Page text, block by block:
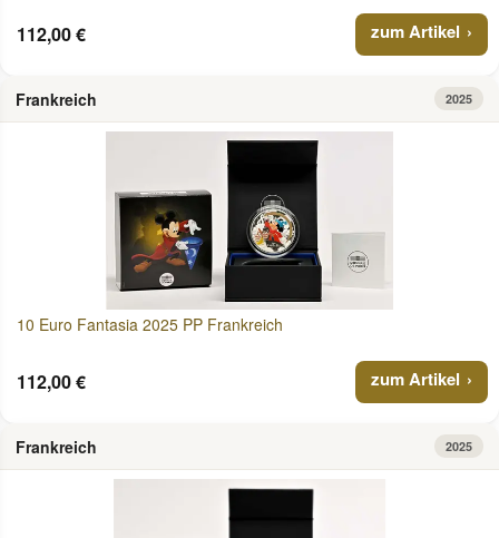
112,00 € zum Artikel
Frankreich 2025
10 Euro Fantasia 2025 PP Frankreich
112,00 € zum Artikel
Frankreich 2025